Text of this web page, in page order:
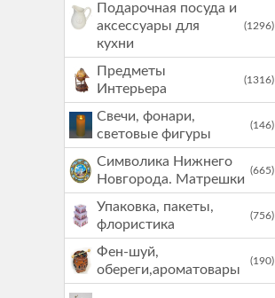
Подарочная посуда и
аксессуары для
кухни
(1296)
Предметы
Интерьера
(1316)
Свечи, фонари,
световые фигуры
(146)
Символика Нижнего
Новгорода. Матрешки
(665)
Упаковка, пакеты,
флористика
(756)
Фен-шуй,
обереги,ароматовары
(190)